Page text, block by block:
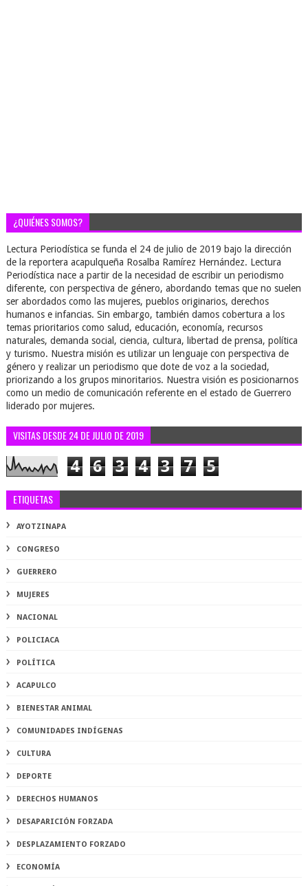
¿QUIÉNES SOMOS?
Lectura Periodística se funda el 24 de julio de 2019 bajo la dirección
de la reportera acapulqueña Rosalba Ramírez Hernández. Lectura
Periodística nace a partir de la necesidad de escribir un periodismo
diferente, con perspectiva de género, abordando temas que no suelen
ser abordados como las mujeres, pueblos originarios, derechos
humanos e infancias. Sin embargo, también damos cobertura a los
temas prioritarios como salud, educación, economía, recursos
naturales, demanda social, ciencia, cultura, libertad de prensa, política
y turismo. Nuestra misión es utilizar un lenguaje con perspectiva de
género y realizar un periodismo que dote de voz a la sociedad,
priorizando a los grupos minoritarios. Nuestra visión es posicionarnos
como un medio de comunicación referente en el estado de Guerrero
liderado por mujeres.
VISITAS DESDE 24 DE JULIO DE 2019
4 6 3 4 3 7 5
ETIQUETAS
AYOTZINAPA
CONGRESO
GUERRERO
MUJERES
NACIONAL
POLICIACA
POLÍTICA
ACAPULCO
BIENESTAR ANIMAL
COMUNIDADES INDÍGENAS
CULTURA
DEPORTE
DERECHOS HUMANOS
DESAPARICIÓN FORZADA
DESPLAZAMIENTO FORZADO
ECONOMÍA